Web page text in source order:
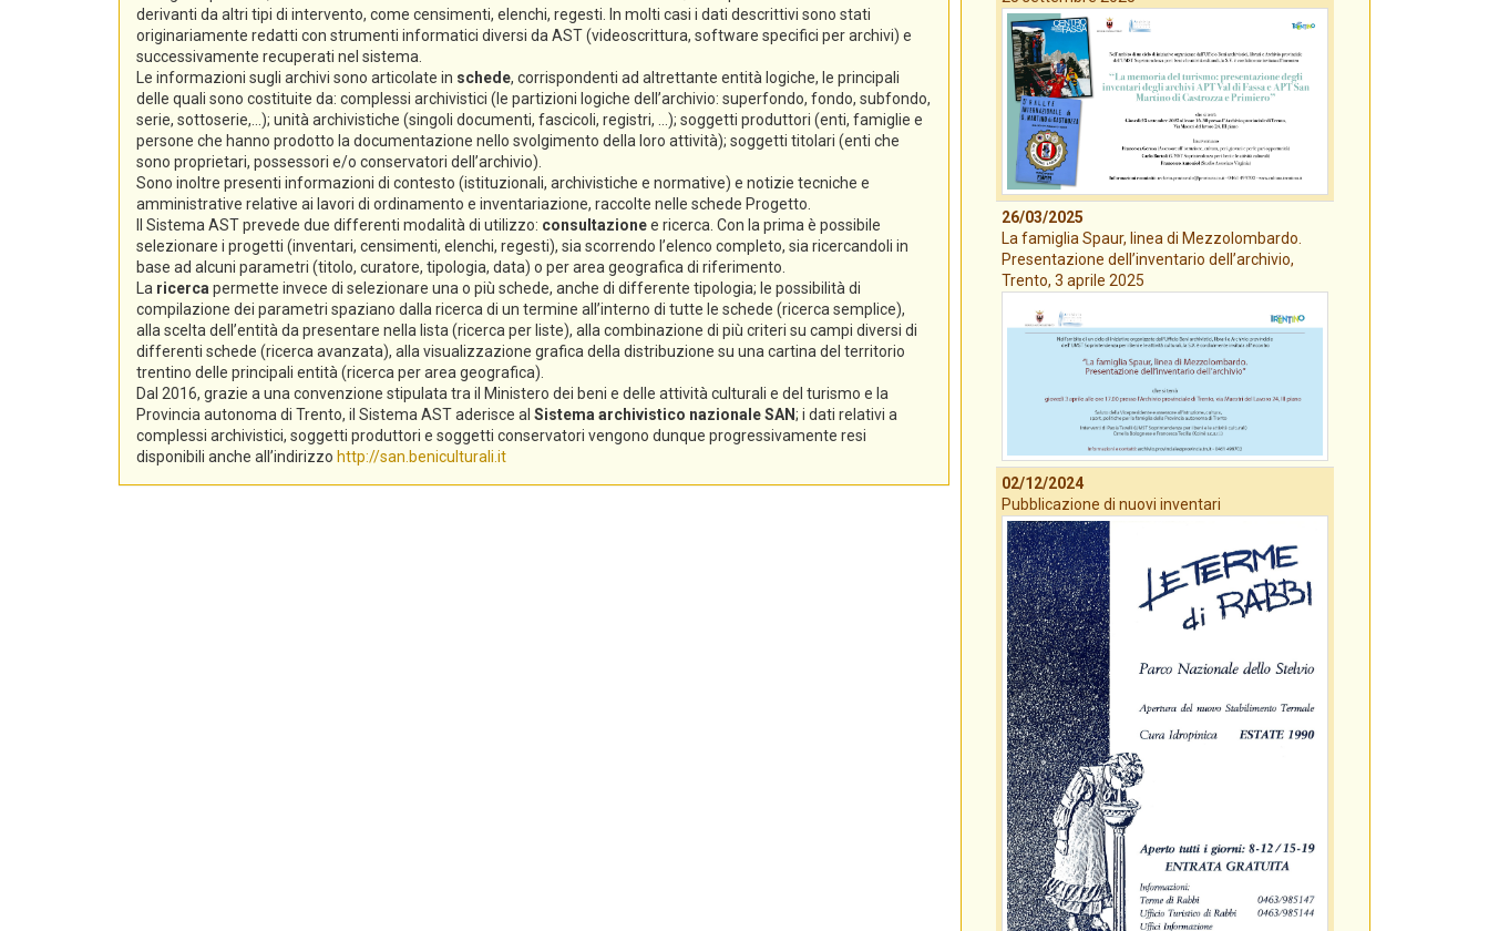
derivanti da altri tipi di intervento, come censimenti, elenchi, regesti. In molti casi i dati descrittivi sono stati
originariamente redatti con strumenti informatici diversi da AST (videoscrittura, software specifici per archivi) e
successivamente recuperati nel sistema.
Le informazioni sugli archivi sono articolate in schede, corrispondenti ad altrettante entità logiche, le principali
delle quali sono costituite da: complessi archivistici (le partizioni logiche dell’archivio: superfondo, fondo, subfondo,
serie, sottoserie,...); unità archivistiche (singoli documenti, fascicoli, registri, ...); soggetti produttori (enti, famiglie e
persone che hanno prodotto la documentazione nello svolgimento della loro attività); soggetti titolari (enti che
sono proprietari, possessori e/o conservatori dell’archivio).
Sono inoltre presenti informazioni di contesto (istituzionali, archivistiche e normative) e notizie tecniche e
amministrative relative ai lavori di ordinamento e inventariazione, raccolte nelle schede Progetto.
Il Sistema AST prevede due differenti modalità di utilizzo: consultazionee ricerca. Con la prima è possibile
selezionare i progetti (inventari, censimenti, elenchi, regesti), sia scorrendo l’elenco completo, sia ricercandoli in
base ad alcuni parametri (titolo, curatore, tipologia, data) o per area geografica di riferimento.
La ricerca permette invece di selezionare una o più schede, anche di differente tipologia; le possibilità di
compilazione dei parametri spaziano dalla ricerca di un termine all’interno di tutte le schede (ricerca semplice),
alla scelta dell’entità da presentare nella lista (ricerca per liste), alla combinazione di più criteri su campi diversi di
differenti schede (ricerca avanzata), alla visualizzazione grafica della distribuzione su una cartina del territorio
trentino delle principali entità (ricerca per area geografica).
Dal 2016, grazie a una convenzione stipulata tra il Ministero dei beni e delle attività culturali e del turismo e la
Provincia autonoma di Trento, il Sistema AST aderisce al Sistema archivistico nazionale SAN; i dati relativi a
complessi archivistici, soggetti produttori e soggetti conservatori vengono dunque progressivamente resi
disponibili anche all’indirizzo http://san.beniculturali.it
26/03/2025
La famiglia Spaur, linea di Mezzolombardo.
Presentazione dell’inventario dell’archivio,
Trento, 3 aprile 2025
02/12/2024
Pubblicazione di nuovi inventari